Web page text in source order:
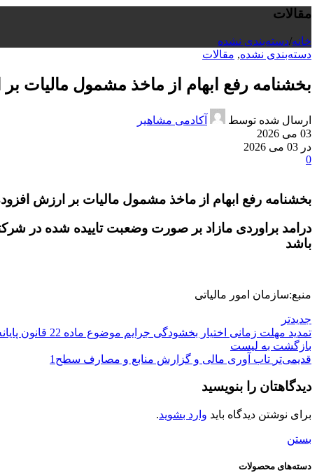
مقالات
خانه/دسته‌بندی نشده
دسته‌بندی نشده, مقالات
بخشنامه رفع ابهام از ماخذ مشمول
ارسال شده توسط
آکادمی مشاهیر
03 می 2026
در 03 می 2026
0
بخشنامه رفع ابهام از ماخذ مشمول مالیات بر ارزش
درامد براوردی مازاد بر صورت وضعبت تاییده شده در
باشد
منبع:سازمان امور مالیاتی
جدیدتر
تمدید مهلت زمانی اختیار بخشودگی جرایم موضوع ماده 22 قانون پایانه های فروشگاهی و سامانه مودیان و جزء (3) بند (ب) ماده 26 قانون مالیات بر ارزش افزوده
بازگشت به لیست
قدیمی‌تر تاب آوری مالی و گزارش منابع و مصارف سطح1
دیدگاهتان را بنویسید
برای نوشتن دیدگاه باید وارد بشوید.
بستن
دسته‌های محصولات